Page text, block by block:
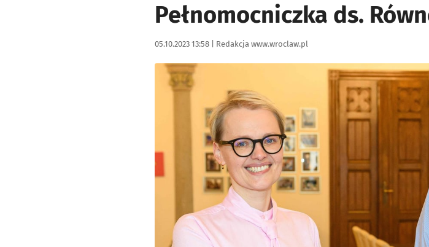
Pełnomocniczka ds.
Data publikacji:
05.10.2023 13:58 | Autor:
Redakcja www.wroclaw.pl
Kliknij, aby powiększyć